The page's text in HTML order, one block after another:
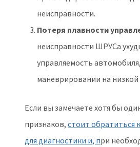
неисправности.
Потеря плавности
неисправности ШРУСа
управляемость
маневрировании на низкой
Если вы замечаете хотя бы
признаков, стоит обратиться
для диагностики и, при